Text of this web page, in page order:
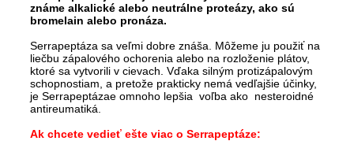
známe alkalické alebo neutrálne proteázy, ako sú
bromelain alebo pronáza.
Serrapeptáza sa veľmi dobre znáša. Môžeme ju použiť na
liečbu zápalového ochorenia alebo na rozloženie plátov,
ktoré sa vytvorili v cievach. Vďaka silným protizápalovým
schopnostiam, a pretože prakticky nemá vedľajšie účinky,
je Serrapeptázae omnoho lepšia voľba ako nesteroidné
antireumatiká.
Ak chcete vedieť ešte viac o Serrapeptáze: